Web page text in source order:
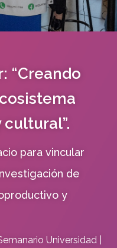
“Creando
para vincular
de
y
Universidad |